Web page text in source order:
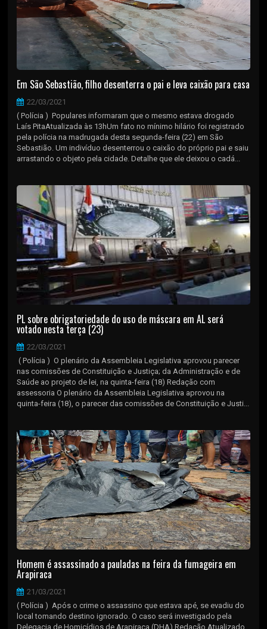
Em São Sebastião, filho desenterra o pai e leva caixão para casa
22/03/2021
( Polícia ) Populares informaram que o mesmo estava drogado
Laís PitaAtualizada às 13hUm fato no mínimo hilário foi registrado
pela polícia na madrugada desta segunda-feira (22) em São
Sebastião. Um indivíduo desenterrou o caixão do próprio pai e saiu
arrastando o objeto pela cidade. Detalhe que ele deixou o cadá...
PL sobre obrigatoriedade do uso de máscara em AL será
votado nesta terça (23)
22/03/2021
( Polícia ) O plenário da Assembleia Legislativa aprovou parecer
nas comissões de Constituição e Justiça; da Administração e de
Saúde ao projeto de lei, na quinta-feira (18) Redação com
assessoria O plenário da Assembleia Legislativa aprovou na
quinta-feira (18), o parecer das comissões de Constituição e Justi...
Homem é assassinado a pauladas na feira da fumageira em
Arapiraca
21/03/2021
( Polícia ) Após o crime o assassino que estava apé, se evadiu do
local tomando destino ignorado. O caso será investigado pela
Delegacia de Homicídios de Arapiraca (DHA) Redação Atualizado